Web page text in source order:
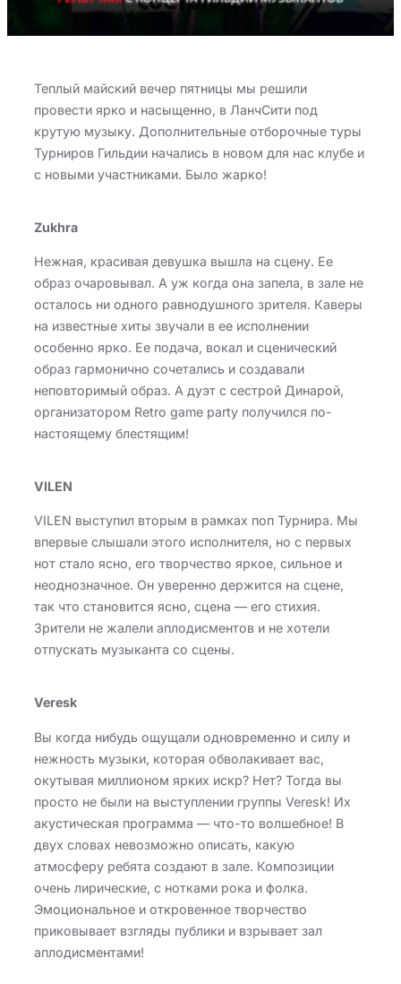
Теплый майский вечер пятницы мы решили
провести ярко и насыщенно, в ЛанчСити под
крутую музыку. Дополнительные отборочные туры
Турниров Гильдии начались в новом для нас клубе и
с новыми участниками. Было жарко!
Zukhra
Нежная, красивая девушка вышла на сцену. Ее
образ очаровывал. А уж когда она запела, в зале не
осталось ни одного равнодушного зрителя. Каверы
на известные хиты звучали в ее исполнении
особенно ярко. Ее подача, вокал и сценический
образ гармонично сочетались и создавали
неповторимый образ. А дуэт с сестрой Динарой,
организатором Retro game party получился по-
настоящему блестящим!
VILEN
VILEN выступил вторым в рамках поп Турнира. Мы
впервые слышали этого исполнителя, но с первых
нот стало ясно, его творчество яркое, сильное и
неоднозначное. Он уверенно держится на сцене,
так что становится ясно, сцена — его стихия.
Зрители не жалели аплодисментов и не хотели
отпускать музыканта со сцены.
Veresk
Вы когда нибудь ощущали одновременно и силу и
нежность музыки, которая обволакивает вас,
окутывая миллионом ярких искр? Нет? Тогда вы
просто не были на выступлении группы Veresk! Их
акустическая программа — что-то волшебное! В
двух словах невозможно описать, какую
атмосферу ребята создают в зале. Композиции
очень лирические, с нотками рока и фолка.
Эмоциональное и откровенное творчество
приковывает взгляды публики и взрывает зал
аплодисментами!